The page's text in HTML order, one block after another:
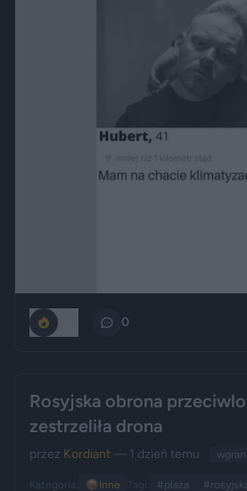
0
Rosyjska obrona
zestrzeliła drona
przez Kordiant— 1 dzień temu
Kategoria: 📦 Inne Tagi: #plaża